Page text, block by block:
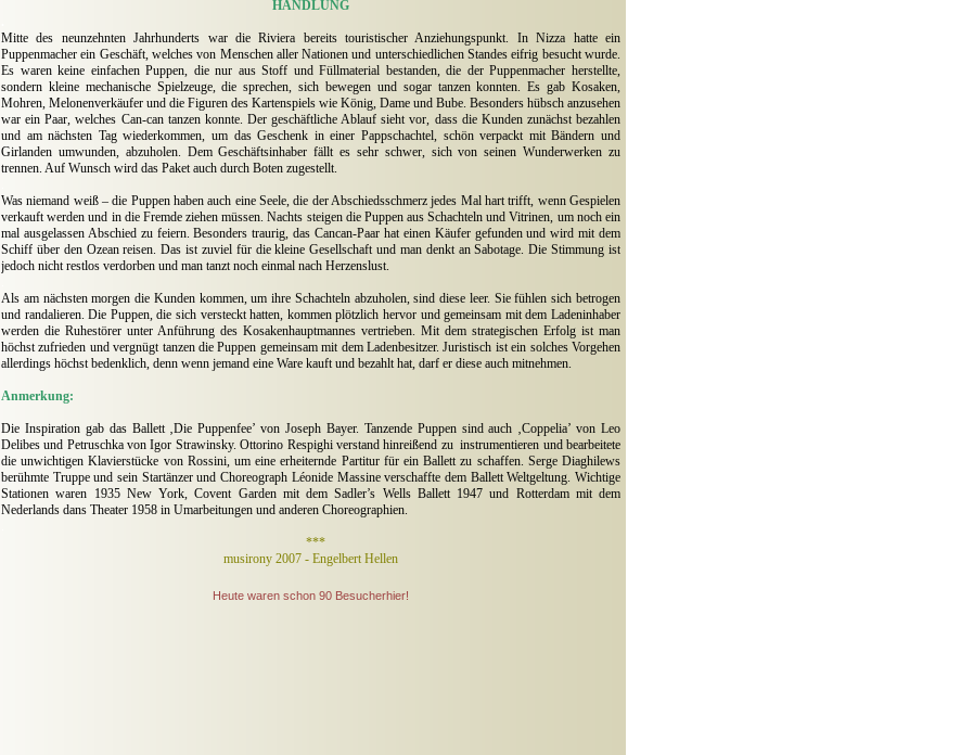
HANDLUNG
Mitte des neunzehnten Jahrhunderts war die Riviera bereits touristischer Anziehungspunkt. In Nizza hatte ein
Puppenmacher ein Geschäft, welches von Menschen aller Nationen und unterschiedlichen Standes eifrig besucht wurde.
Es waren keine einfachen Puppen, die nur aus Stoff und Füllmaterial bestanden, die der Puppenmacher herstellte,
sondern kleine mechanische Spielzeuge, die sprechen, sich bewegen und sogar tanzen konnten. Es gab Kosaken,
Mohren, Melonenverkäufer und die Figuren des Kartenspiels wie König, Dame und Bube. Besonders hübsch anzusehen
war ein Paar, welches Can-can tanzen konnte. Der geschäftliche Ablauf sieht vor, dass die Kunden zunächst bezahlen
und am nächsten Tag wiederkommen, um das Geschenk in einer Pappschachtel, schön verpackt mit Bändern und
Girlanden umwunden, abzuholen. Dem Geschäftsinhaber fällt es sehr schwer, sich von seinen Wunderwerken zu
trennen. Auf Wunsch wird das Paket auch durch Boten zugestellt.
Was niemand weiß – die Puppen haben auch eine Seele, die der Abschiedsschmerz jedes Mal hart trifft, wenn Gespielen
verkauft werden und in die Fremde ziehen müssen. Nachts steigen die Puppen aus Schachteln und Vitrinen, um noch ein
mal ausgelassen Abschied zu feiern. Besonders traurig, das Cancan-Paar hat einen Käufer gefunden und wird mit dem
Schiff über den Ozean reisen. Das ist zuviel für die kleine Gesellschaft und man denkt an Sabotage. Die Stimmung ist
jedoch nicht restlos verdorben und man tanzt noch einmal nach Herzenslust.
Als am nächsten morgen die Kunden kommen, um ihre Schachteln abzuholen, sind diese leer. Sie fühlen sich betrogen
und randalieren. Die Puppen, die sich versteckt hatten, kommen plötzlich hervor und gemeinsam mit dem Ladeninhaber
werden die Ruhestörer unter Anführung des Kosakenhauptmannes vertrieben. Mit dem strategischen Erfolg ist man
höchst zufrieden und vergnügt tanzen die Puppen gemeinsam mit dem Ladenbesitzer. Juristisch ist ein solches Vorgehen
allerdings höchst bedenklich, denn wenn jemand eine Ware kauft und bezahlt hat, darf er diese auch mitnehmen.
Anmerkung:
Die Inspiration gab das Ballett ‚Die Puppenfee’ von Joseph Bayer. Tanzende Puppen sind auch ‚Coppelia’ von Leo
Delibes und Petruschka von Igor Strawinsky. Ottorino Respighi verstand hinreißend zu instrumentieren und bearbeitete
die unwichtigen Klavierstücke von Rossini, um eine erheiternde Partitur für ein Ballett zu schaffen. Serge Diaghilews
berühmte Truppe und sein Startänzer und Choreograph Léonide Massine verschaffte dem Ballett Weltgeltung. Wichtige
Stationen waren 1935 New York, Covent Garden mit dem Sadler’s Wells Ballett 1947 und Rotterdam mit dem
Nederlands dans Theater 1958 in Umarbeitungen und anderen Choreographien.
***
musirony 2007 - Engelbert Hellen
Heute waren schon 90 Besucherhier!